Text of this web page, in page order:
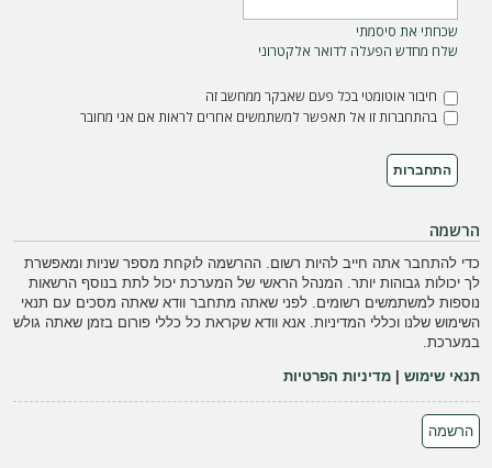
שכחתי את סיסמתי
שלח מחדש הפעלה לדואר אלקטרוני
חיבור אוטומטי בכל פעם שאבקר ממחשב זה
בהתחברות זו אל תאפשר למשתמשים אחרים לראות אם אני מחובר
הרשמה
כדי להתחבר אתה חייב להיות רשום. ההרשמה לוקחת מספר שניות ומאפשרת
לך יכולות גבוהות יותר. המנהל הראשי של המערכת יכול לתת בנוסף הרשאות
נוספות למשתמשים רשומים. לפני שאתה מתחבר וודא שאתה מסכים עם תנאי
השימוש שלנו וכללי המדיניות. אנא וודא שקראת כל כללי פורום בזמן שאתה גולש
במערכת.
תנאי שימוש |מדיניות הפרטיות
הרשמה